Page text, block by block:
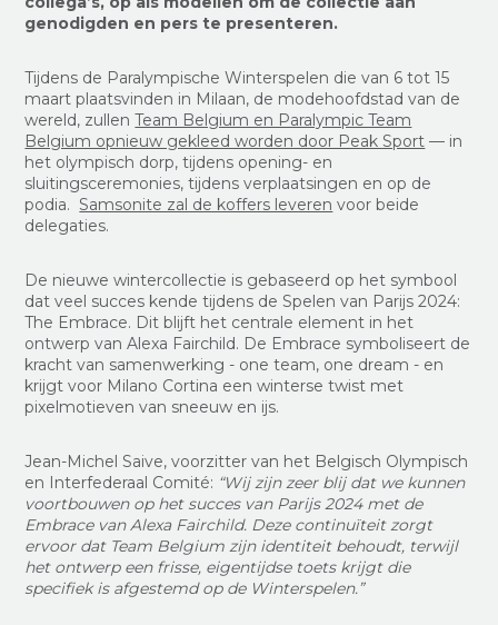
genodigden en pers te presenteren.
Tijdens de Paralympische Winterspelen die van 6 tot 15
maart plaatsvinden in Milaan, de modehoofdstad van de
wereld, zullenTeam Belgium en Paralympic Team
Belgium opnieuw gekleed worden door Peak Sport — in
het olympisch dorp, tijdens opening- en
sluitingsceremonies, tijdens verplaatsingen en op de
podia.Samsonite zal de koffers leveren voor beide
delegaties.
De nieuwe wintercollectie is gebaseerd op het symbool
dat veel succes kende tijdens de Spelen van Parijs 2024:
The Embrace. Dit blijft het centrale element in het
ontwerp van Alexa Fairchild. De Embrace symboliseert de
kracht van samenwerking - one team, one dream - en
krijgt voor Milano Cortina een winterse twist met
pixelmotieven van sneeuw en ijs.
Jean-Michel Saive, voorzitter van het Belgisch Olympisch
en Interfederaal Comité: “Wij zijn zeer blij dat we kunnen
voortbouwen op het succes van Parijs 2024 met de
Embrace van Alexa Fairchild. Deze continuïteit zorgt
ervoor dat Team Belgium zijn identiteit behoudt, terwijl
het ontwerp een frisse, eigentijdse toets krijgt die
specifiek is afgestemd op de Winterspelen.”